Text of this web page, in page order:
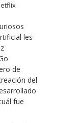
les
de
del
fue